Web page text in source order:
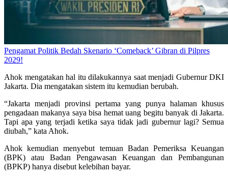
Pengamat Politik Bedah Skenario ‘Comeback’ Gibran di Pilpres
2029!
Ahok mengatakan hal itu dilakukannya saat menjadi Gubernur DKI
Jakarta. Dia mengatakan sistem itu kemudian berubah.
“Jakarta menjadi provinsi pertama yang punya halaman khusus
pengadaan makanya saya bisa hemat uang begitu banyak di Jakarta.
Tapi apa yang terjadi ketika saya tidak jadi gubernur lagi? Semua
diubah,” kata Ahok.
Ahok kemudian menyebut temuan Badan Pemeriksa Keuangan
(BPK) atau Badan Pengawasan Keuangan dan Pembangunan
(BPKP) hanya disebut kelebihan bayar.